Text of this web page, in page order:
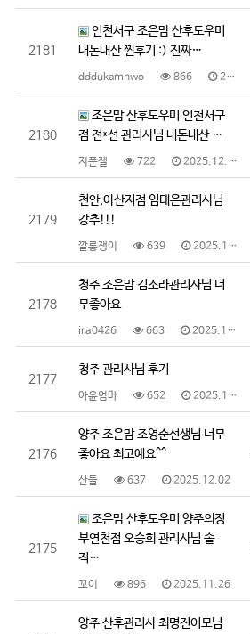
2181
인천서구 조은맘 산후도우미
내돈내산 찐후기 :) 진짜…
dddukamnwo 866 2025.12.12
2180
조은맘 산후도우미 인천서구
점 전*선 관리사님 내돈내산 …
지푼젤 722 2025.12.12
2179
천안,아산지점 임태은관리사님
강추!!!
깔롱쟁이 639 2025.12.11
2178
청주 조은맘 김소라관리사님 너
무좋아요
ira0426 663 2025.12.08
2177
청주 관리사님 후기
아윤엄마 652 2025.12.05
2176
양주 조은맘 조영순선생님 너무
좋아요 최고예요^^
산들 637 2025.12.02
2175
조은맘 산후도우미 양주의정
부연천점 오승희 관리사님 솔
직…
꼬이 896 2025.11.26
양주 산후관리사 최명진이모님